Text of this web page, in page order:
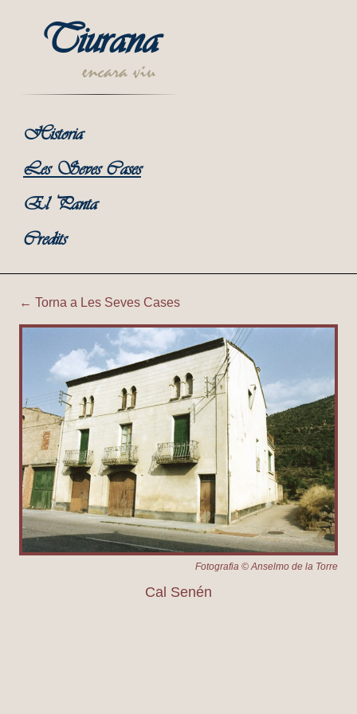
Tiurana
encara viu
Historia
Les Seves Cases
El Panta
Credits
Tiurana | Cal Senén
← Torna a Les Seves Cases
Fotografia © Anselmo de la Torre
Cal Senén